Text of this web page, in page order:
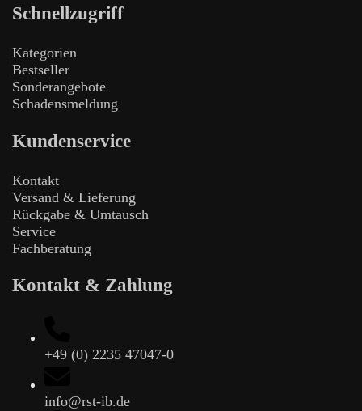
Schnellzugriff
Kategorien
Bestseller
Sonderangebote
Schadensmeldung
Kundenservice
Kontakt
Versand & Lieferung
Rückgabe & Umtausch
Service
Fachberatung
Kontakt & Zahlung
+49 (0) 2235 47047-0
info@rst-ib.de